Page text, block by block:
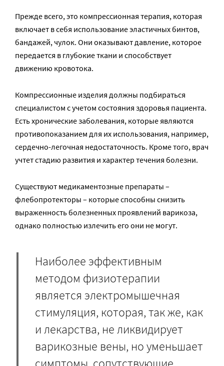
Прежде всего, это компрессионная терапия, которая
включает в себя использование эластичных бинтов,
бандажей, чулок. Они оказывают давление, которое
передается в глубокие ткани и способствует
движению кровотока.
Компрессионные изделия должны подбираться
специалистом с учетом состояния здоровья пациента.
Есть хронические заболевания, которые являются
противопоказанием для их использования, например,
сердечно-легочная недостаточность. Кроме того, врач
учтет стадию развития и характер течения болезни.
Существуют медикаментозные препараты –
флебопротекторы – которые способны снизить
выраженность болезненных проявлений варикоза,
однако полностью излечить его они не могут.
Наиболее эффективным
методом физиотерапии
является электромышечная
стимуляция, которая, так же, как
и лекарства, не ликвидирует
варикозные вены, но уменьшает